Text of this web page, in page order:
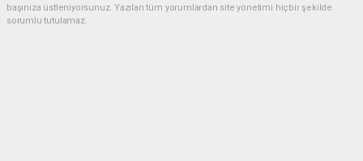
başınıza üstleniyorsunuz. Yazılan tüm yorumlardan site yönetimi hiçbir şekilde
sorumlu tutulamaz.